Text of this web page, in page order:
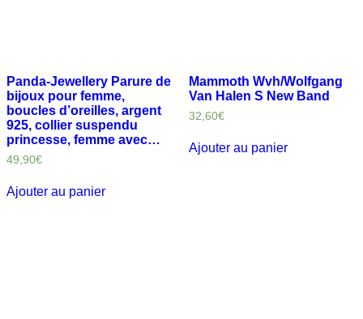
Panda-Jewellery Parure de
bijoux pour femme,
boucles d’oreilles, argent
925, collier suspendu
princesse, femme avec…
49,90€
Ajouter au panier
Mammoth Wvh/Wolfgang
Van Halen S New Band
32,60€
Ajouter au panier